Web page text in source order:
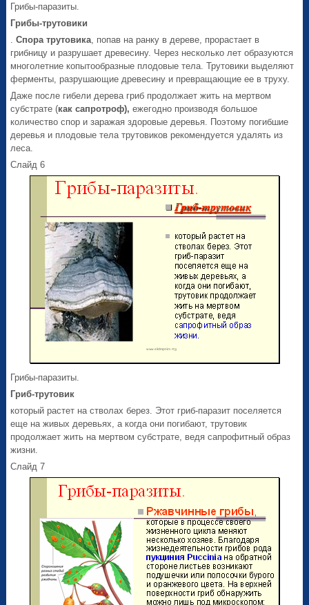
Грибы-паразиты.
Грибы-трутовики
.Спора трутовика, попав на ранку в дереве, прорастает в
грибницу и разрушает древесину. Через несколько лет образуются
многолетние копытообразные плодовые тела. Трутовики выделяют
ферменты, разрушающие древесину и превращающие ее в труху.
Даже после гибели дерева гриб продолжает жить на мертвом
субстрате (как сапротроф), ежегодно производя большое
количество спор и заражая здоровые деревья. Поэтому погибшие
деревья и плодовые тела трутовиков рекомендуется удалять из
леса.
Слайд 6
Грибы-паразиты.
Гриб-трутовик
который растет на стволах берез. Этот гриб-паразит поселяется
еще на живых деревьях, а когда они погибают, трутовик
продолжает жить на мертвом субстрате, ведя сапрофитный образ
жизни.
Слайд 7